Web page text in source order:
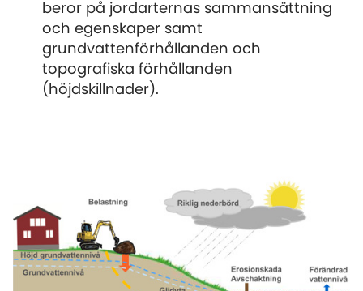
beror på jordarternas sammansättning
och egenskaper samt
grundvattenförhållanden och
topografiska förhållanden
(höjdskillnader).